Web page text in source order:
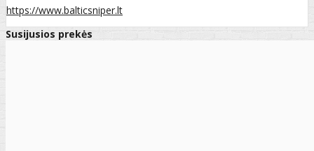
https://www.balticsniper.lt
Susijusios prekės